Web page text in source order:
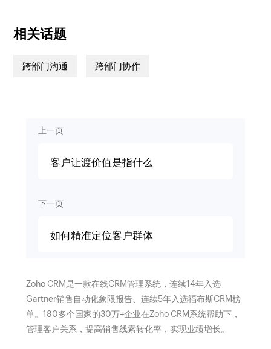
相关话题
跨部门沟通 跨部门协作
上一页
客户让渡价值是指什么
下一页
如何精准定位客户群体
Zoho CRM是一款在线CRM管理系统，连续14年入选
Gartner销售自动化象限报告、连续5年入选福布斯CRM榜
单。180多个国家的30万+企业在Zoho CRM系统帮助下，
管理客户关系，提高销售线索转化率，实现业绩增长。